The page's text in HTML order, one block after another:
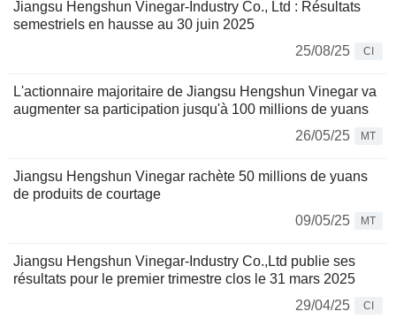
Jiangsu Hengshun Vinegar-Industry Co., Ltd : Résultats
semestriels en hausse au 30 juin 2025
25/08/25
CI
L'actionnaire majoritaire de Jiangsu Hengshun Vinegar va
augmenter sa participation jusqu'à 100 millions de yuans
26/05/25
MT
Jiangsu Hengshun Vinegar rachète 50 millions de yuans
de produits de courtage
09/05/25
MT
Jiangsu Hengshun Vinegar-Industry Co.,Ltd publie ses
résultats pour le premier trimestre clos le 31 mars 2025
29/04/25
CI